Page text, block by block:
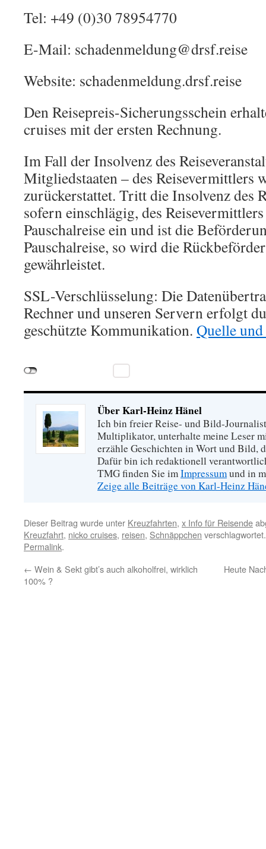
Tel: +49 (0)30 78954770
E-Mail: schadenmeldung@drsf.reise
Website: schadenmeldung.drsf.reise
Den Reisepreis-Sicherungsschein
cruises mit der ersten Rechnung.
Im Fall der Insolvenz des
Mitgliedstaaten – des Reisevermittlers
zurückerstattet. Tritt die Insolvenz des
sofern einschlägig, des
Pauschalreise ein und ist die
Pauschalreise, so wird die
gewährleistet.
SSL-Verschlüsselung: Die
Rechner und unseren Servern erfolgt
geschützte Kommunikation. Quelle
Über Karl-Heinz Hänel
Ich bin freier Reise- und Bild-
Multiplikator, unterhalte meine Leser
erzähle Geschichten in Wort und Bild,
Dafür bin ich redaktionell
TMG finden Sie imImpressumund in
Zeige alle Beiträge von Karl-Heinz
Dieser Beitrag wurde unter Kreuzfahrten, x Info für Reisende
Kreuzfahrt, nicko cruises, reisen, Schnäppchen
Permalink.
← Wein & Sekt gibt’s auch alkoholfrei, wirklich
100% ?
Heute